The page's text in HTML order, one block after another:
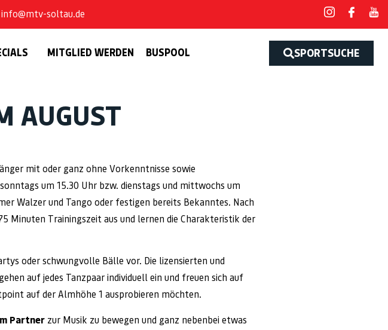
soltau.de
MITGLIED WERDEN
BUSPOOL
SPORTSUCHE
AUGUST
mit oder ganz ohne Vorkenntnisse sowie
um 15.30 Uhr bzw. dienstags und mittwochs um
Walzer und Tango oder festigen bereits Bekanntes. Nach
Minuten Trainingszeit aus und lernen die Charakteristik der
oder schwungvolle Bälle vor. Die lizensierten und
auf jedes Tanzpaar individuell ein und freuen sich auf
auf der Almhöhe 1 ausprobieren möchten.
Partner zur Musik zu bewegen und ganz nebenbei etwas